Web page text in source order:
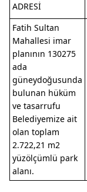
ADRESİ
Fatih Sultan
Mahallesi imar
planının 130275
ada
güneydoğusunda
bulunan hüküm
ve tasarrufu
Belediyemize ait
olan toplam
2.722,21 m2
yüzölçümlü park
alanı.